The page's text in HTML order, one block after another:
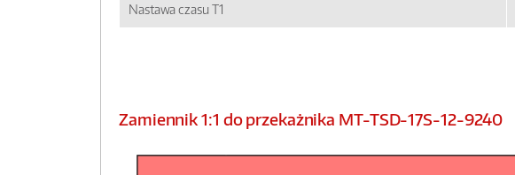
Nastawa czasu T1
Zamiennik 1:1 do przekażnika MT-TSD-17S-12-9240